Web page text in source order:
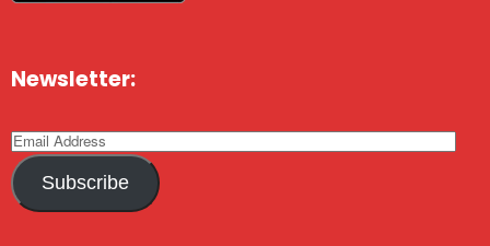
Newsletter:
Subscribe